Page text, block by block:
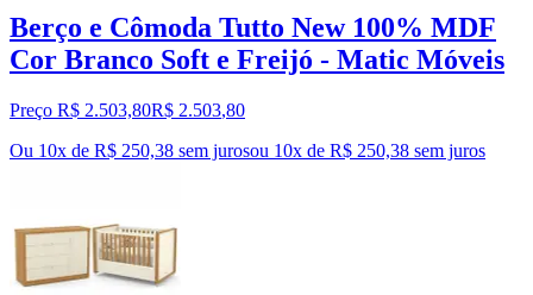
Berço e Cômoda Tutto New 100% MDF
Cor Branco Soft e Freijó - Matic Móveis
Preço R$ 2.503,80R$ 2.503,80
Ou 10x de R$ 250,38 sem jurosou 10x de R$ 250,38 sem juros